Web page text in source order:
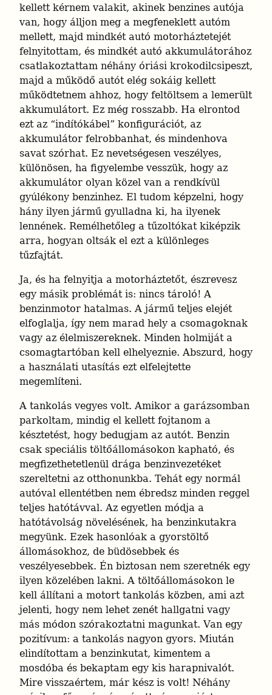
kellett kérnem valakit, akinek benzines autója
van, hogy álljon meg a megfeneklett autóm
mellett, majd mindkét autó motorháztetejét
felnyitottam, és mindkét autó akkumulátorához
csatlakoztattam néhány óriási krokodilcsipeszt,
majd a működő autót elég sokáig kellett
működtetnem ahhoz, hogy feltöltsem a lemerült
akkumulátort. Ez még rosszabb. Ha elrontod
ezt az “indítókábel” konfigurációt, az
akkumulátor felrobbanhat, és mindenhova
savat szórhat. Ez nevetségesen veszélyes,
különösen, ha figyelembe vesszük, hogy az
akkumulátor olyan közel van a rendkívül
gyúlékony benzinhez. El tudom képzelni, hogy
hány ilyen jármű gyulladna ki, ha ilyenek
lennének. Remélhetőleg a tűzoltókat kiképzik
arra, hogyan oltsák el ezt a különleges
tűzfajtát.
Ja, és ha felnyitja a motorháztetőt, észrevesz
egy másik problémát is: nincs tároló! A
benzinmotor hatalmas. A jármű teljes elejét
elfoglalja, így nem marad hely a csomagoknak
vagy az élelmiszereknek. Minden holmiját a
csomagtartóban kell elhelyeznie. Abszurd, hogy
a használati utasítás ezt elfelejtette
megemlíteni.
A tankolás vegyes volt. Amikor a garázsomban
parkoltam, mindig el kellett fojtanom a
késztetést, hogy bedugjam az autót. Benzin
csak speciális töltőállomásokon kapható, és
megfizethetetlenül drága benzinvezetéket
szereltetni az otthonunkba. Tehát egy normál
autóval ellentétben nem ébredsz minden reggel
teljes hatótávval. Az egyetlen módja a
hatótávolság növelésének, ha benzinkutakra
megyünk. Ezek hasonlóak a gyorstöltő
állomásokhoz, de büdösebbek és
veszélyesebbek. Én biztosan nem szeretnék egy
ilyen közelében lakni. A töltőállomásokon le
kell állítani a motort tankolás közben, ami azt
jelenti, hogy nem lehet zenét hallgatni vagy
más módon szórakoztatni magunkat. Van egy
pozitívum: a tankolás nagyon gyors. Miután
elindítottam a benzinkutat, kimentem a
mosdóba és bekaptam egy kis harapnivalót.
Mire visszaértem, már kész is volt! Néhány